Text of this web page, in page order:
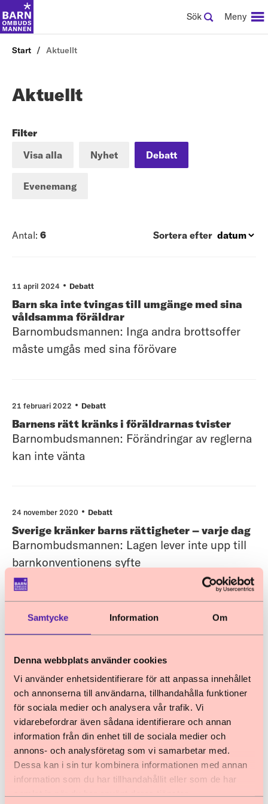
Samtycke Information Om
Denna webbplats använder cookies
Vi använder enhetsidentifierare för att anpassa innehållet
och annonserna till användarna, tillhandahålla funktioner
för sociala medier och analysera vår trafik. Vi
vidarebefordrar även sådana identifierare och annan
information från din enhet till de sociala medier och
annons- och analysföretag som vi samarbetar med.
Dessa kan i sin tur kombinera informationen med annan
information som du har tillhandahållit eller som de har
Sök Meny
Start Aktuellt
Aktuellt
Filter
Visa alla
Nyhet Debatt
Evenemang
Antal: 6 Sortera efter
11 april 2024 Debatt
Barn ska inte tvingas till umgänge med sina
våldsamma föräldrar
Barnombudsmannen: Inga andra brottsoffer
måste umgås med sina förövare
21 februari 2022 Debatt
Barnens rätt kränks i föräldrarnas tvister
Barnombudsmannen: Förändringar av reglerna
kan inte vänta
24 november 2020 Debatt
Sverige kränker barns rättigheter – varje dag
Barnombudsmannen: Lagen lever inte upp till
barnkonventionens syfte
14 september 2020 Debatt
Ska Sverige begränsa barns rätt till skydd?
migrationskommittén gör oss oroliga
25 mars 2020 Debatt
Föräldrarätten i vårt land måste begränsas
Barnombudsmannen: Barn kränks, far illa –
och i värsta fall dör